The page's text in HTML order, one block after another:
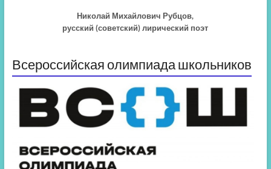
Николай Михайлович Рубцов,
русский (советский) лирический поэт
Всероссийская олимпиада школьников